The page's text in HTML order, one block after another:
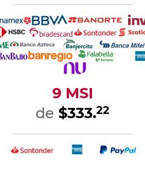
9 MSI
de $333.22